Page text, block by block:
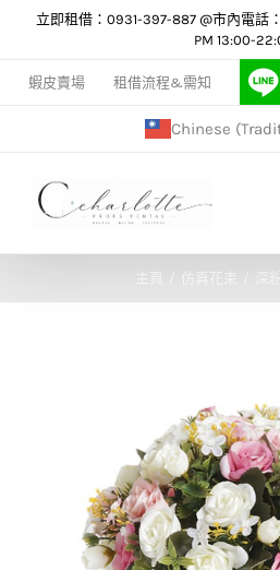
content
立即租借：0931-397-887 @市內電話
PM 13:00-
蝦皮賣場 租借流程&需知
Chinese
仿真花束 深